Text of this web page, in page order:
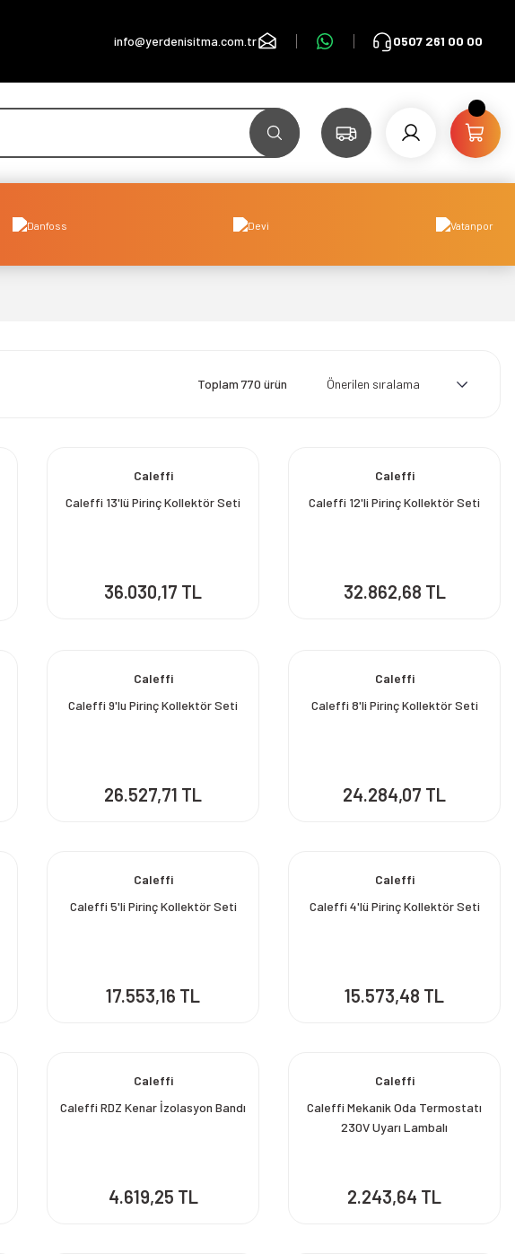
info@yerdenisitma.com.tr 0507 261 00 00
Toplam 770 ürün
Caleffi
Caleffi 13'lü Pirinç Kollektör Seti
36.030,17 TL
Caleffi
Caleffi 12'li Pirinç Kollektör Seti
32.862,68 TL
Caleffi
Caleffi 9'lu Pirinç Kollektör Seti
26.527,71 TL
Caleffi
Caleffi 8'li Pirinç Kollektör Seti
24.284,07 TL
Caleffi
Caleffi 5'li Pirinç Kollektör Seti
17.553,16 TL
Caleffi
Caleffi 4'lü Pirinç Kollektör Seti
15.573,48 TL
Caleffi
Caleffi RDZ Kenar İzolasyon Bandı
4.619,25 TL
Caleffi
Caleffi Mekanik Oda Termostatı
230V Uyarı Lambalı
2.243,64 TL